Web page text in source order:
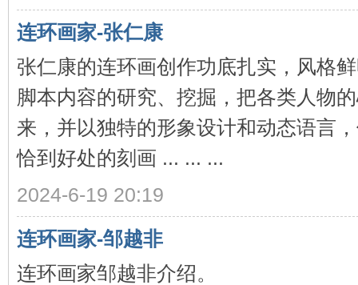
连环画家-张仁康
张仁康的连环画创作功底扎实，风格
脚本内容的研究、挖掘，把各类人物
来，并以独特的形象设计和动态语言
恰到好处的刻画 ... ... ...
2024-6-19 20:19
连环画家-邹越非
连环画家邹越非介绍。